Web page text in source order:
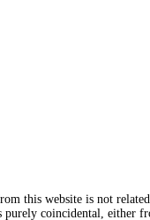
this website is not
coincidental, either